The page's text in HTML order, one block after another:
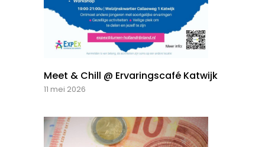
Meet & Chill @ Ervaringscafé Katwijk
11 mei 2026